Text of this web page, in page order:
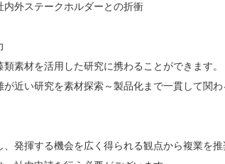
内外ステークホルダーとの折衝
素材を活用した研究に携わることができます。
近い研究を素材探索～製品化まで一貫して関わ
発揮する機会を広く得られる観点から複業を推